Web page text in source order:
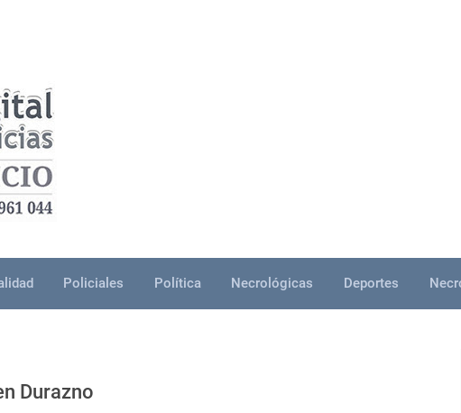
Policiales Política Necrológicas Deportes
Durazno